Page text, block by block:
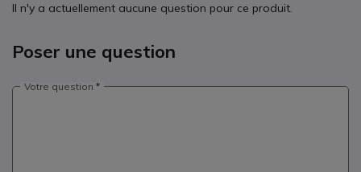
Il n'y a actuellement aucune question pour ce produit.
Poser une question
Votre question